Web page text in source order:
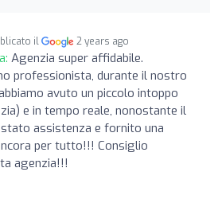
il 2 years ago
Agenzia super affidabile.
professionista, durante il nostro
avuto un piccolo intoppo
e in tempo reale, nonostante il
assistenza e fornito una
per tutto!!! Consiglio
agenzia!!!